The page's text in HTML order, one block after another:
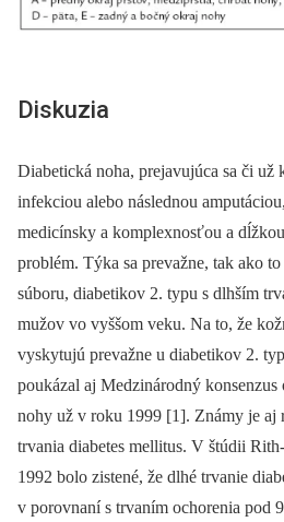
Diskuzia
Diabetická noha, prejavujúca sa či už
infekciou alebo následnou
medicínsky a komplexnosťou a
problém. Týka sa prevažne, tak ako
súboru, diabetikov 2. typu s dlhším
mužov vo vyššom veku. Na to, že
vyskytujú prevažne u diabetikov 2.
poukázal aj Medzinárodný konsenzus
nohy už v roku 1999 [1]. Známy je aj
trvania diabetes mellitus. V štúdii
1992 bolo zistené, že dlhé trvanie
v porovnaní s trvaním ochorenia pod